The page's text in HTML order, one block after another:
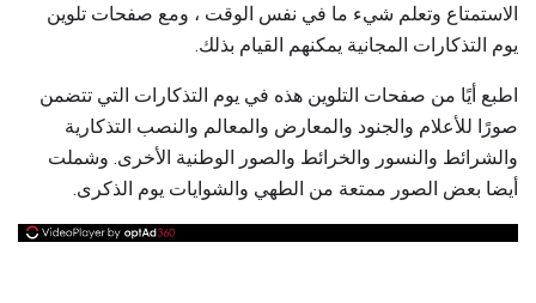
الاستمتاع وتعلم شيء ما في نفس الوقت ، ومع صفحات تلوين
يوم التذكارات المجانية يمكنهم القيام بذلك.
اطبع أيًا من صفحات التلوين هذه في يوم التذكارات التي تتضمن
صورًا للأعلام والجنود والمعارض والمعالم والنصب التذكارية
والشرائط والنسور والخرائط والصور الوطنية الأخرى. وشملت
أيضا بعض الصور ممتعة من الطهي والشوايات يوم الذكرى.